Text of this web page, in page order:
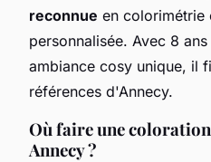
reconnue en colorimétrie
personnalisée. Avec 8
ambiance cosy unique, il
références d'Annecy.
Où faire une
Annecy ?